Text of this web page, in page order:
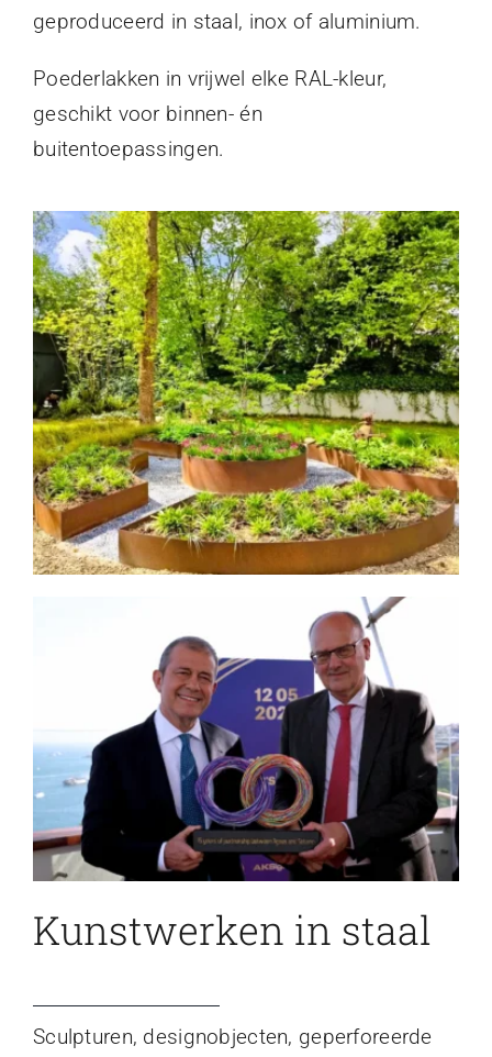
geproduceerd in staal, inox of aluminium.
Poederlakken in vrijwel elke RAL-kleur,
geschikt voor binnen- én
buitentoepassingen.
Kunstwerken in staal
Sculpturen, designobjecten, geperforeerde